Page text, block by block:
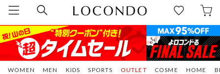
WOMEN MEN KIDS SPORTS COSME HOME
OUTLET